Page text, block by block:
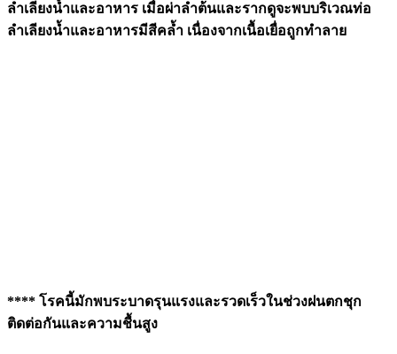
ลำเลียงน้ำและอาหาร เมื่อผ่าลำต้นและรากดูจะพบบริเวณท่อ
ลำเลียงน้ำและอาหารมีสีคล้ำ เนื่องจากเนื้อเยื่อถูกทำลาย
**** โรคนี้มักพบระบาดรุนแรงและรวดเร็วในช่วงฝนตกชุก
ติดต่อกันและความชื้นสูง